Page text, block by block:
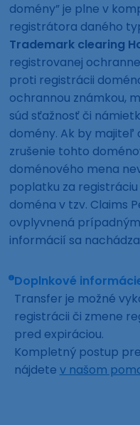
domény” je plne v
registrátora daného
Trademark clearing
registrovanej
proti registrácii
ochrannou známkou,
súd sťažnosť či
domény. Ak by majiteľ
zrušenie tohto
doménového mena
poplatku za
doména v tzv. Claims
ovplyvnená
informácií sa
Doplnkové
Transfer je možné
registrácii či zmene
pred expiráciou.
Kompletný postup
nájdete v našom